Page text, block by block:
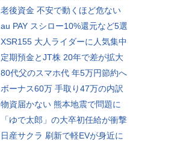
老後資金 不安で動くほど危ない
au PAY スシロー10%還元など5選
XSR155 大人ライダーに人気集中
定期預金とJT株 20年で差が拡大
80代父のスマホ代 年5万円節約へ
ボーナス60万 手取り47万の内訳
物資届かない 熊本地震で問題に
「ゆで太郎」の大卒初任給が衝撃
日産サクラ 刷新で軽EVが身近に